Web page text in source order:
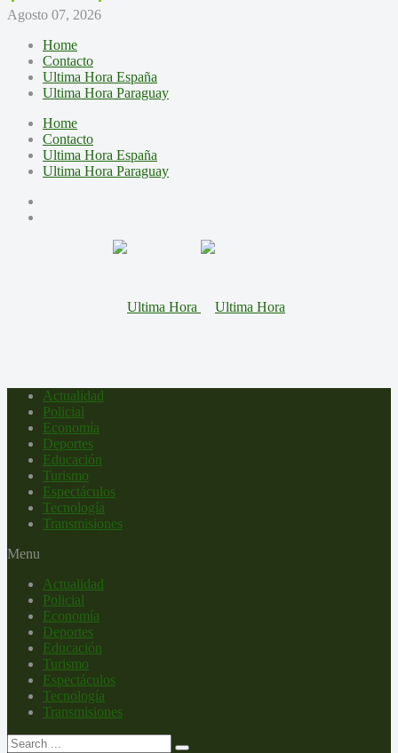
Agosto 07, 2026
Home
Contacto
Ultima Hora España
Ultima Hora Paraguay
Home
Contacto
Ultima Hora España
Ultima Hora Paraguay
Actualidad
Policial
Economía
Deportes
Educación
Turismo
Espectáculos
Tecnología
Transmisiones
Menu
Actualidad
Policial
Economía
Deportes
Educación
Turismo
Espectáculos
Tecnología
Transmisiones